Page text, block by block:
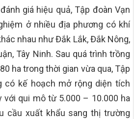
giá hiệu quả, Tập đoàn Vạn
ở nhiều địa phương có khí
nhau như Đắk Lắk, Đắk Nông,
Tây Ninh. Sau quá trình trồng
ha trong thời gian vừa qua, Tập
có kế hoạch mở rộng diện tích
với qui mô từ 5.000 – 10.000 ha
cầu xuất khẩu sang thị trường